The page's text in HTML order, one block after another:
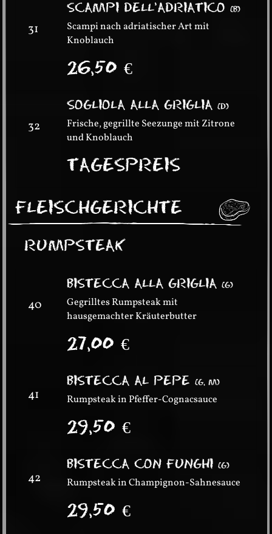
31
SCAMPI DELL’ADRIATICO(B)
Scampi nach adriatischer Art mit
Knoblauch
26,50€
32
SOGLIOLA ALLA GRIGLIA(D)
Frische, gegrillte Seezunge mit Zitrone
und Knoblauch
TAGESPREIS
FLEISCHGERICHTE
RUMPSTEAK
40
BISTECCA ALLA GRIGLIA(G)
Gegrilltes Rumpsteak mit
hausgemachter Kräuterbutter
27,00€
41
BISTECCA AL PEPE(G, M)
Rumpsteak in Pfeffer-Cognacsauce
29,50€
42
BISTECCA CON FUNGHI(G)
Rumpsteak in Champignon-Sahnesauce
29,50€